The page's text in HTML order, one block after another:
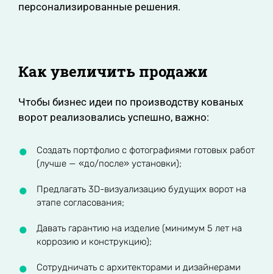
персонализированные решения.
Как увеличить продажи
Чтобы бизнес идеи по производству кованых
ворот реализовались успешно, важно:
Создать портфолио с фотографиями готовых работ
(лучше — «до/после» установки);
Предлагать 3D-визуализацию будущих ворот на
этапе согласования;
Давать гарантию на изделие (минимум 5 лет на
коррозию и конструкцию);
Сотрудничать с архитекторами и дизайнерами